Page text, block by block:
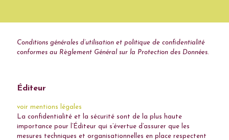
Conditions générales d’utilisation et politique de confidentialité
conformes au Règlement Général sur la Protection des Données.
Éditeur
voir mentions légales
La confidentialité et la sécurité sont de la plus haute
importance pour l’Éditeur qui s’évertue d’assurer que les
mesures techniques et organisationnelles en place respectent